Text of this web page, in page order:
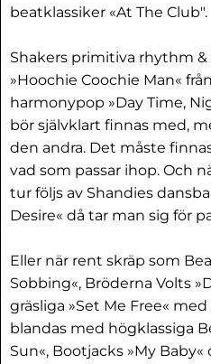
beatklassiker «At The Club".
Shakers primitiva rhythm
»Hoochie Coochie Man«
harmonypop »Day Time,
bör självklart finnas med,
den andra. Det måste
vad som passar ihop. Och
tur följs av Shandies
Desire« då tar man sig för
Eller när rent skräp som
Sobbing«, Bröderna Volts
gräsliga »Set Me Free«
blandas med högklassiga
Sun«, Bootjacks »My Baby«